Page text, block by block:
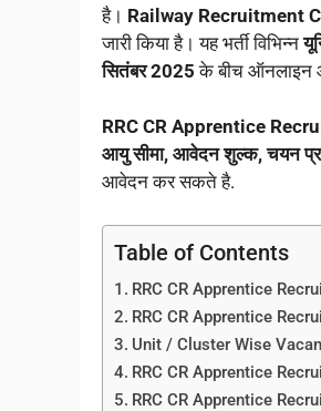
है। Railway Recruitment
जारी किया है। यह भर्ती विभिन्न
सितंबर 2025 के बीच
RRC CR Apprentice
आयु सीमा, आवेदन शुल्क, चयन
आवेदन कर सकते है.
Table of Contents
RRC CR Apprentice
RRC CR Apprentice
Unit / Cluster Wise
RRC CR Apprentice
RRC CR Apprentice